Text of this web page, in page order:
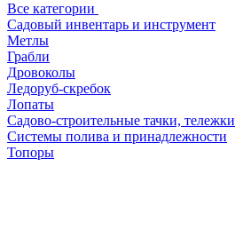
Все категории
Садовый инвентарь и инструмент
Метлы
Грабли
Дровоколы
Ледоруб-скребок
Лопаты
Садово-строительные тачки, тележки
Системы полива и принадлежности
Топоры